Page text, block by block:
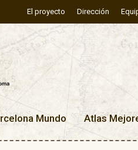
El proyecto Dirección
Mundo Atlas